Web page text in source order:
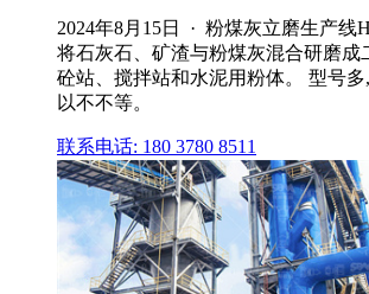
2024年8月15日 · 粉煤灰立磨生产线
将石灰石、矿渣与粉煤灰混合研磨成
砼站、搅拌站和水泥用粉体。 型号
以不不等。
联系电话: 180 3780 8511